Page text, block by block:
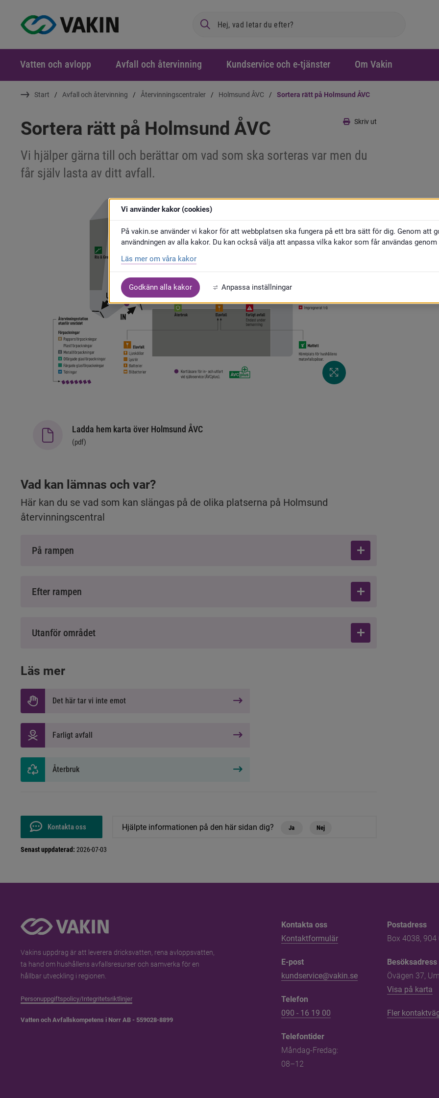
Sök
Vatten och avlopp Avfall och återvinning Kundservice och e-tjänster Om Vakin
Start Avfall och återvinning Återvinningscentraler Holmsund ÅVC Sortera rätt på Holmsund ÅVC
Skriv ut
Sortera rätt på Holmsund ÅVC
Vi hjälper gärna till och berättar om vad som ska sorteras var men du
får själv lasta av ditt avfall.
Ladda hem karta över Holmsund ÅVC
(pdf)
Vad kan lämnas och var?
Här kan du se vad som kan slängas på de olika platserna på Holmsund
återvinningscentral
På rampen
Efter rampen
Utanför området
Läs mer
Det här tar vi inte emot
Farligt avfall
Återbruk
Kontakta oss Hjälpte informationen på den här sidan dig? Ja Nej
Senast uppdaterad: 2026-07-03
Information
Vakins uppdrag är att leverera dricksvatten, rena avloppsvatten,
ta hand om hushållens avfallsresurser och samverka för en
hållbar utveckling i regionen.
Personuppgiftspolicy/Integritetsriktlinjer
Vatten och Avfallskompetens i Norr AB - 559028-8899
Kontakta oss
Kontakta oss
Kontaktformulär
E-post
kundservice@vakin.se
Telefon
090 - 16 19 00
Telefontider
Måndag-Fredag:
08–12
Postadress
Box 4038, 904
Besöksadress
Övägen 37,
Visa på karta
Fler
Vi använder kakor (cookies)
På vakin.se använder vi kakor för att webbplatsen ska fungera på ett bra sätt för dig. Genom att
användningen av alla kakor. Du kan också välja att anpassa vilka kakor som får användas
Läs mer om våra kakor
Godkänn alla kakor Anpassa inställningar